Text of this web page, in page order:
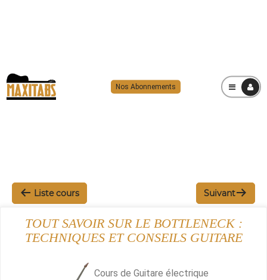
Nos Abonnements MENU
Liste cours Suivant
TOUT SAVOIR SUR LE BOTTLENECK :
TECHNIQUES ET CONSEILS GUITARE
Cours de Guitare électrique